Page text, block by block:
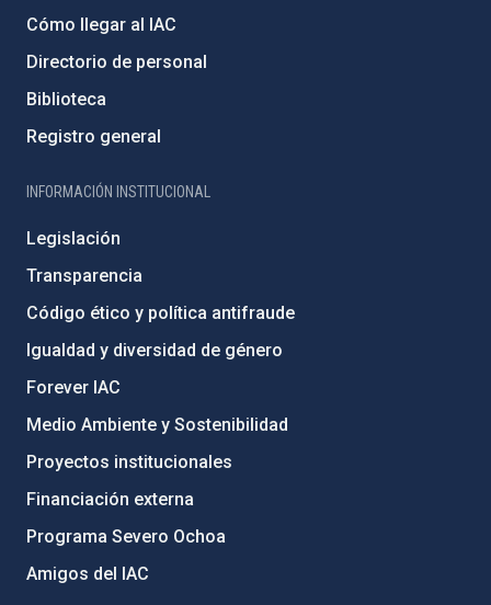
Cómo llegar al IAC
Directorio de personal
Biblioteca
Registro general
INFORMACIÓN INSTITUCIONAL
Legislación
Transparencia
Código ético y política antifraude
Igualdad y diversidad de género
Forever IAC
Medio Ambiente y Sostenibilidad
Proyectos institucionales
Financiación externa
Programa Severo Ochoa
Amigos del IAC